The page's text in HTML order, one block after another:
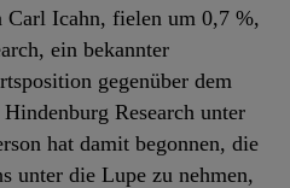
Carl Icahn, fielen um 0,7 %,
ein bekannter
gegenüber dem
Research unter
hat damit begonnen, die
unter die Lupe zu nehmen,